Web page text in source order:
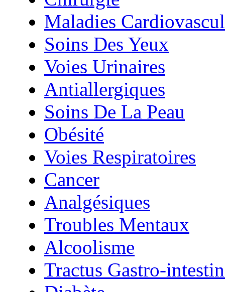
Maladies
Soins Des Yeux
Voies Urinaires
Antiallergiques
Soins De La Peau
Obésité
Voies Respiratoires
Cancer
Analgésiques
Troubles Mentaux
Alcoolisme
Tractus Gastro-